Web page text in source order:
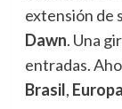
extensión de
Dawn. Una
entradas.
Brasil, Europa